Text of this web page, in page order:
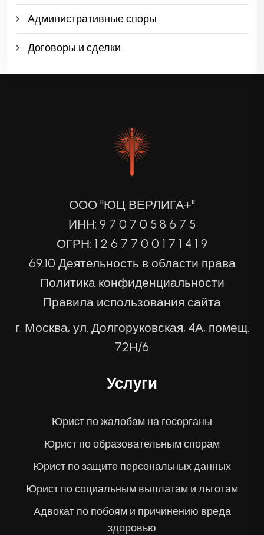
Административные споры
Договоры и сделки
ООО "ЮЦ ВЕРЛИГА+"
ИНН: 9 7 0 7 0 5 8 6 7 5
ОГРН: 1 2 6 7 7 0 0 1 7 1 4 1 9
69.10 Деятельность в области права
Политика конфиденциальности
Правила использования сайта
г. Москва, ул. Долгоруковская, 4А, помещ.
72Н/6
Услуги
Юрист по жалобам на госорганы
Юрист по образовательным спорам
Юрист по защите персональных данных
Юрист по социальным выплатам и льготам
Адвокат по побоям и причинению вреда
здоровью